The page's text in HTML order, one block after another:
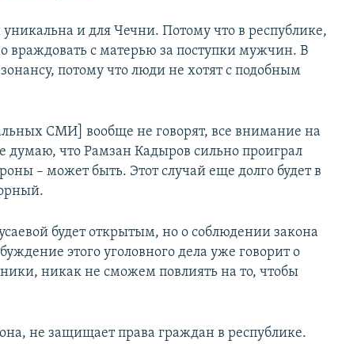
и для Чечни. Потому что в республике,
враждовать с матерью за поступки мужчин. В
потому что люди не хотят с подобным
СМИ] вообще не говорят, все внимание на
думаю, что Рамзан Кадыров сильно проиграл
– может быть. Этот случай еще долго будет в
будет открытым, но о соблюдении закона
этого уголовного дела уже говорит о
никак не сможем повлиять на то, чтобы
не защищает права граждан в республике.